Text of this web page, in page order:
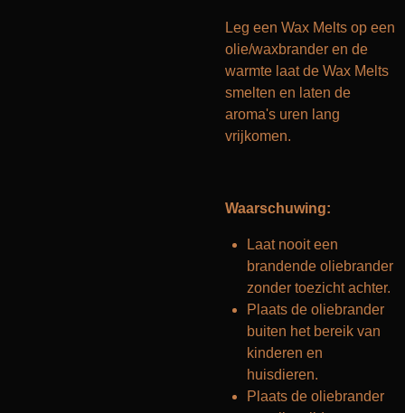
Leg een Wax Melts op een
olie/waxbrander en de
warmte laat de Wax Melts
smelten en laten de
aroma's uren lang
vrijkomen.
Waarschuwing:
Laat nooit een
brandende oliebrander
zonder toezicht achter.
Plaats de oliebrander
buiten het bereik van
kinderen en
huisdieren.
Plaats de oliebrander